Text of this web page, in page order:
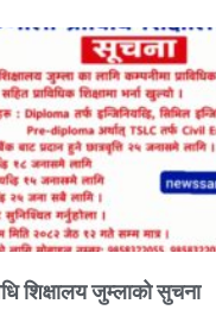
शिक्षालय जुम्लाको सुचना